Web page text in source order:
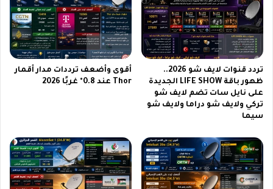
ب
و
ص
ف
ا
ت
ق
و
ة
ب
ط
ش
ا
و
ي
ب
ه
ا
ت
ف
د
د
م
تردد قنوات لايف شو 2026..
ظهور باقة LIFE SHOW الجديدة
على نايل سات تضم لايف شو
تركي ولايف شو دراما ولايف شو
سيما
أقوى وأضعف ترددات مدار أقمار
Thor عند 0.8° غربًا 2026